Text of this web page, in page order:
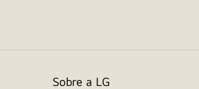
Sobre a LG